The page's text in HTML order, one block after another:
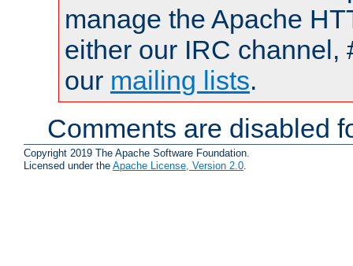
manage the Apache
either our IRC channel,
our mailing lists.
Comments are disabled
Copyright 2019 The Apache Software Foundation.
Licensed under the Apache License, Version 2.0